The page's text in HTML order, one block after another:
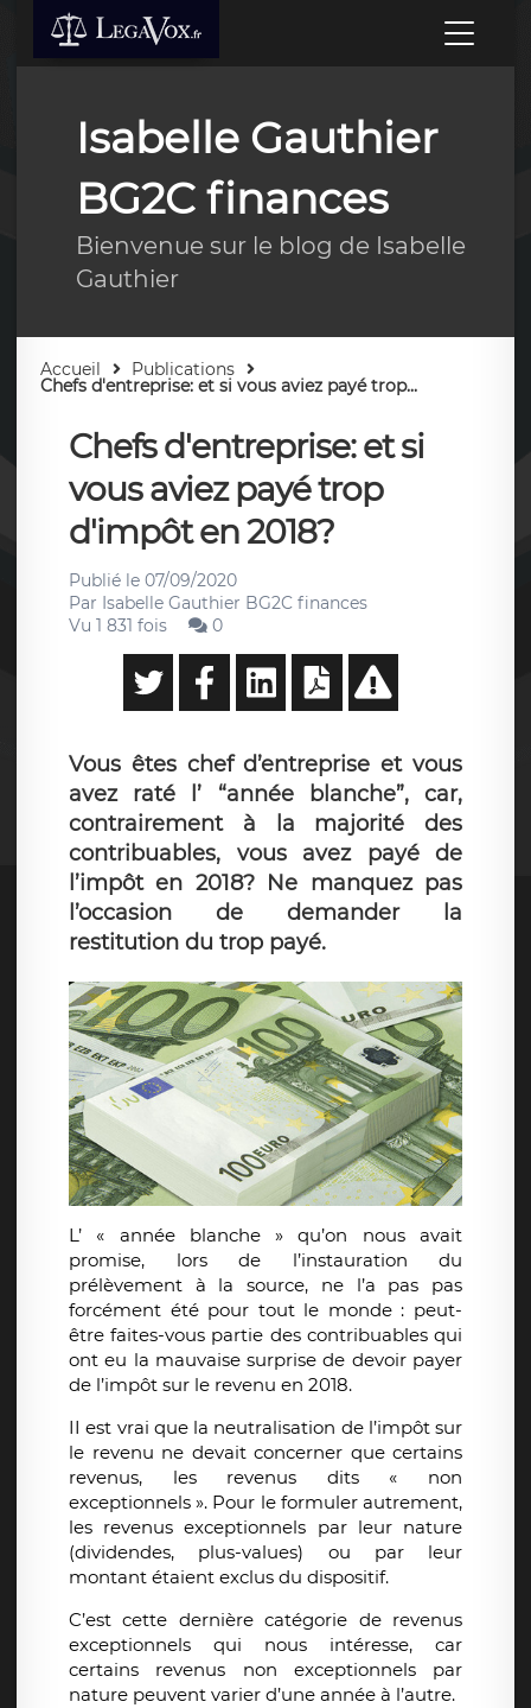
Isabelle Gauthier
BG2C finances
Bienvenue sur le blog de Isabelle
Gauthier
Accueil Publications
Chefs d'entreprise: et si vous aviez payé trop...
Chefs d'entreprise: et si
vous aviez payé trop
d'impôt en 2018?
Publié le 07/09/2020
Par Isabelle Gauthier BG2C finances
Vu 1 831 fois
0
Vous êtes chef d’entreprise et vous
avez raté l’ “année blanche”, car,
contrairement à la majorité des
contribuables, vous avez payé de
l’impôt en 2018? Ne manquez pas
l’occasion de demander la
restitution du trop payé.
L’ « année blanche » qu’on nous avait
promise, lors de l’instauration du
prélèvement à la source, ne l’a pas pas
forcément été pour tout le monde : peut-
être faites-vous partie des contribuables qui
ont eu la mauvaise surprise de devoir payer
de l’impôt sur le revenu en 2018.
II est vrai que la neutralisation de l’impôt sur
le revenu ne devait concerner que certains
revenus, les revenus dits « non
exceptionnels ». Pour le formuler autrement,
les revenus exceptionnels par leur nature
(dividendes, plus-values) ou par leur
montant étaient exclus du dispositif.
C’est cette dernière catégorie de revenus
exceptionnels qui nous intéresse, car
certains revenus non exceptionnels par
nature peuvent varier d’une année à l’autre.